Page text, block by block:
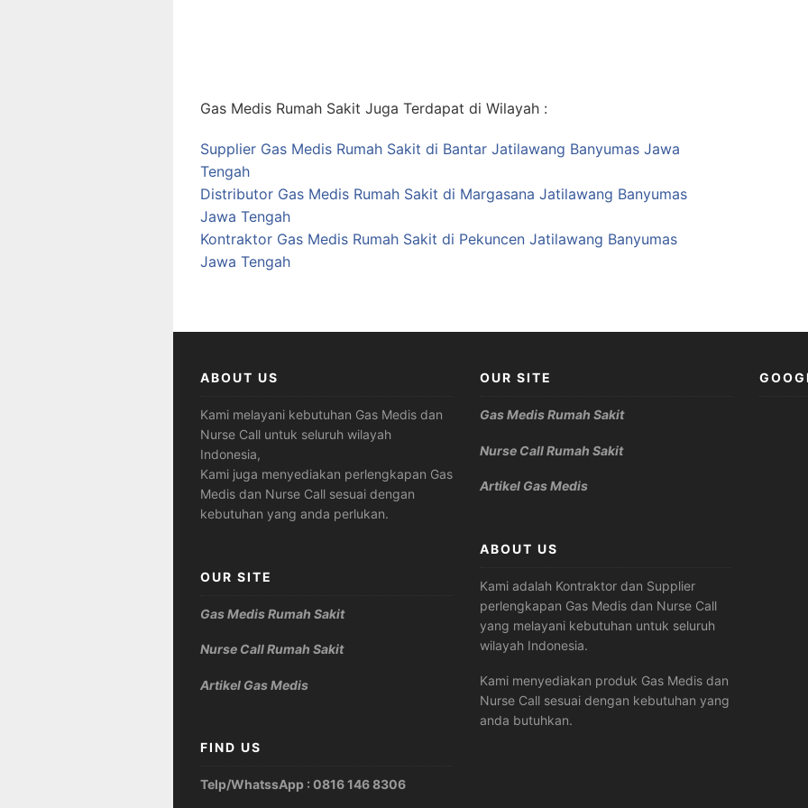
Gas Medis Rumah Sakit Juga Terdapat di Wilayah :
Supplier Gas Medis Rumah Sakit di Bantar Jatilawang Banyumas Jawa
Tengah
Distributor Gas Medis Rumah Sakit di Margasana Jatilawang Banyumas
Jawa Tengah
Kontraktor Gas Medis Rumah Sakit di Pekuncen Jatilawang Banyumas
Jawa Tengah
ABOUT US
Kami melayani kebutuhan Gas Medis dan
Nurse Call untuk seluruh wilayah
Indonesia,
Kami juga menyediakan perlengkapan Gas
Medis dan Nurse Call sesuai dengan
kebutuhan yang anda perlukan.
OUR SITE
Gas Medis Rumah Sakit
Nurse Call Rumah Sakit
Artikel Gas Medis
FIND US
Telp/WhatssApp : 0816 146 8306
OUR SITE
Gas Medis Rumah Sakit
Nurse Call Rumah Sakit
Artikel Gas Medis
ABOUT US
Kami adalah Kontraktor dan Supplier
perlengkapan Gas Medis dan Nurse Call
yang melayani kebutuhan untuk seluruh
wilayah Indonesia.
Kami menyediakan produk Gas Medis dan
Nurse Call sesuai dengan kebutuhan yang
anda butuhkan.